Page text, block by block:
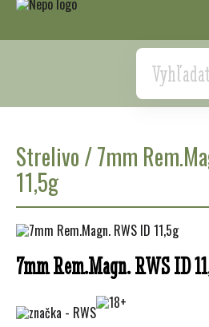
Search
Strelivo/7mm
11,5g
7mm Rem.Magn. RWS ID